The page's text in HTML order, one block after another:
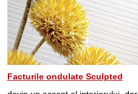
Facturile ondulate Sculpted